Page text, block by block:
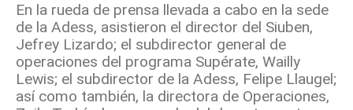
En la rueda de prensa llevada a cabo en la sede
de la Adess, asistieron el director del Siuben,
Jefrey Lizardo; el subdirector general de
operaciones del programa Supérate, Wailly
Lewis; el subdirector de la Adess, Felipe Llaugel;
así como también, la directora de Operaciones,